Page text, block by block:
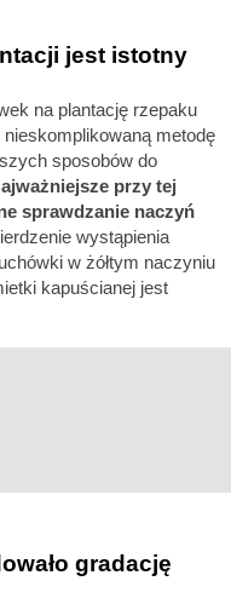
jest istotny
na plantację rzepaku
metodę
sposobów do
przy tej
sprawdzanie naczyń
wystąpienia
w żółtym naczyniu
kapuścianej jest
gradację